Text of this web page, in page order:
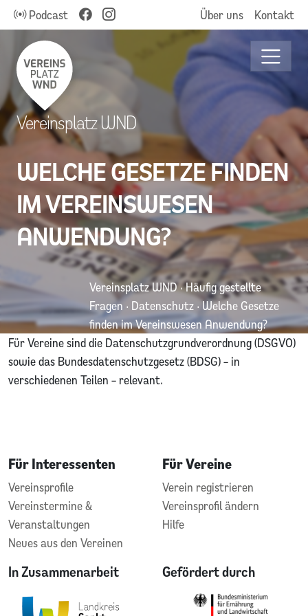
Podcast Über uns Kontakt
WELCHE GESETZE FINDEN
IM VEREINSWESEN
ANWENDUNG?
Vereinsplatz WND
Vereinsplatz WND·Häufig gestellte
Fragen · Datenschutz · Welche Gesetze
finden im Vereinswesen Anwendung?
Für Vereine sind die Datenschutzgrundverordnung (DSGVO)
sowie das Bundesdatenschutzgesetz (BDSG) – in
verschiedenen Teilen – relevant.
Für Interessenten
Vereinsprofile
Vereinstermine &
Veranstaltungen
Neues aus den Vereinen
Für Vereine
Verein registrieren
Vereinsprofil ändern
Hilfe
In Zusammenarbeit Gefördert durch